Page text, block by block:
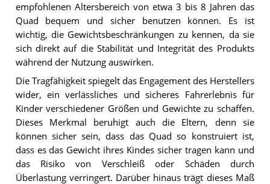
empfohlenen Altersbereich von etwa 3 bis 8 Jahren das
Quad bequem und sicher benutzen können. Es ist
wichtig, die Gewichtsbeschränkungen zu kennen, da sie
sich direkt auf die Stabilität und Integrität des Produkts
während der Nutzung auswirken.
Die Tragfähigkeit spiegelt das Engagement des Herstellers
wider, ein verlässliches und sicheres Fahrerlebnis für
Kinder verschiedener Größen und Gewichte zu schaffen.
Dieses Merkmal beruhigt auch die Eltern, denn sie
können sicher sein, dass das Quad so konstruiert ist,
dass es das Gewicht ihres Kindes sicher tragen kann und
das Risiko von Verschleiß oder Schäden durch
Überlastung verringert. Darüber hinaus trägt dieses Maß